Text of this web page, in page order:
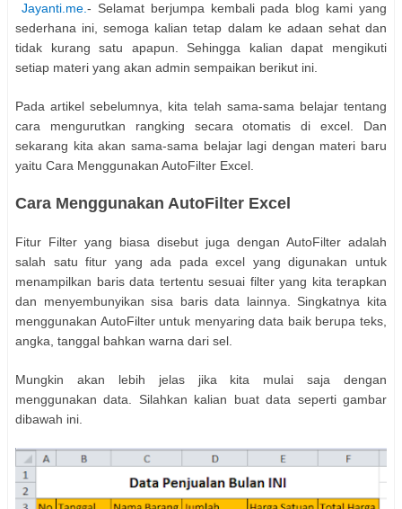
Jayanti.me. - Selamat berjumpa kembali pada blog kami yang
sederhana ini, semoga kalian tetap dalam ke adaan sehat dan
tidak kurang satu apapun. Sehingga kalian dapat mengikuti
setiap materi yang akan admin sempaikan berikut ini.
Pada artikel sebelumnya, kita telah sama-sama belajar tentang
cara mengurutkan rangking secara otomatis di excel. Dan
sekarang kita akan sama-sama belajar lagi dengan materi baru
yaitu Cara Menggunakan AutoFilter Excel.
Cara Menggunakan AutoFilter Excel
Fitur Filter yang biasa disebut juga dengan AutoFilter adalah
salah satu fitur yang ada pada excel yang digunakan untuk
menampilkan baris data tertentu sesuai filter yang kita terapkan
dan menyembunyikan sisa baris data lainnya. Singkatnya kita
menggunakan AutoFilter untuk menyaring data baik berupa teks,
angka, tanggal bahkan warna dari sel.
Mungkin akan lebih jelas jika kita mulai saja dengan
menggunakan data. Silahkan kalian buat data seperti gambar
dibawah ini.